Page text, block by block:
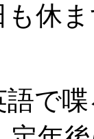
も休
で